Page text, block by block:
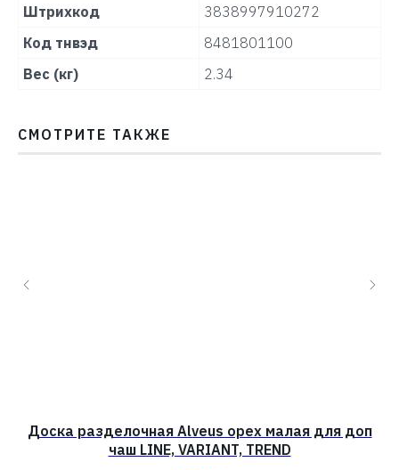
Штрихкод
3838997910272
Код тнвэд
8481801100
Вес (кг)
2.34
СМОТРИТЕ ТАКЖЕ
Доска разделочная Alveus орех малая для доп
чаш LINE, VARIANT, TREND